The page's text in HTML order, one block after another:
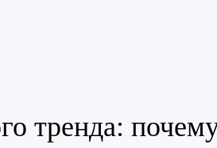
тренда: